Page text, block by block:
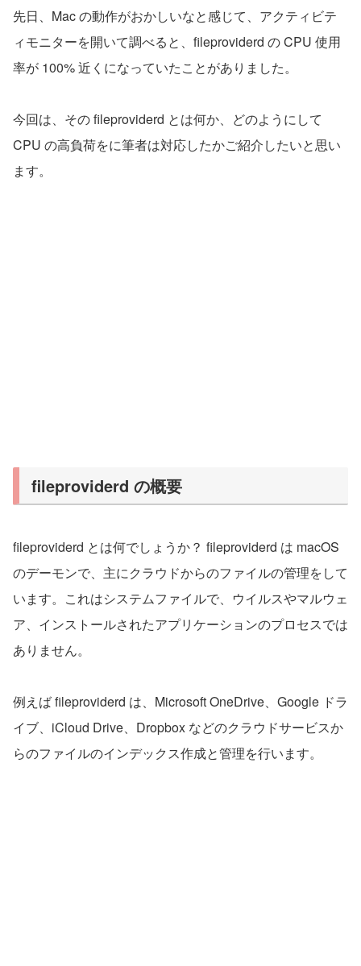
先日、Mac の動作がおかしいなと感じて、アクティビテ
ィモニターを開いて調べると、fileproviderd の CPU 使用
率が 100% 近くになっていたことがありました。
今回は、その fileproviderd とは何か、どのようにして
CPU の高負荷をに筆者は対応したかご紹介したいと思い
ます。
fileproviderd の概要
fileproviderd とは何でしょうか？ fileproviderd は macOS
のデーモンで、主にクラウドからのファイルの管理をして
います。これはシステムファイルで、ウイルスやマルウェ
ア、インストールされたアプリケーションのプロセスでは
ありません。
例えば fileproviderd は、Microsoft OneDrive、Google ドラ
イブ、iCloud Drive、Dropbox などのクラウドサービスか
らのファイルのインデックス作成と管理を行います。